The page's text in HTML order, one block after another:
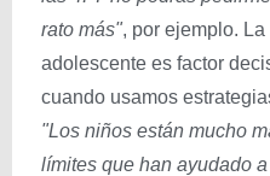
rato más", por ejemplo.
adolescente es factor
cuando usamos
"Los niños están mucho
límites que han ayudado